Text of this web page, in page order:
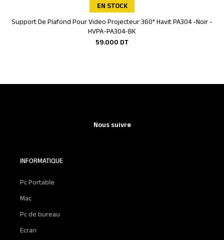
EN STOCK
Ajouter au panier
Support De Plafond Pour Video Projecteur 360° Havit PA304 -Noir -
HVPA-PA304-BK
59.000 DT
Nous suivre
INFORMATIQUE
Pc Portable
Mac
Pc de bureau
Ecran